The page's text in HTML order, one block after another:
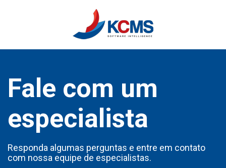
Fale com um
especialista
Responda algumas perguntas e entre em contato
com nossa equipe de especialistas.